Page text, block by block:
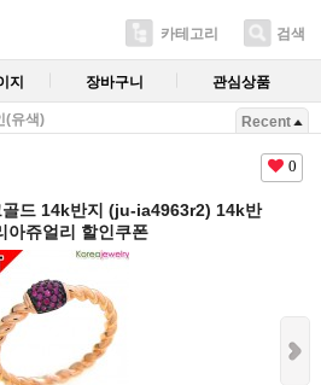
카테고리 검색
지 장바구니 관심상품
(유색) Recent
0
골드 14k반지 (ju-ia4963r2) 14k반
아쥬얼리 할인쿠폰